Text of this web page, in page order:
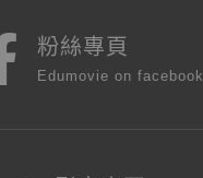
粉絲專頁
Edumovie on facebook